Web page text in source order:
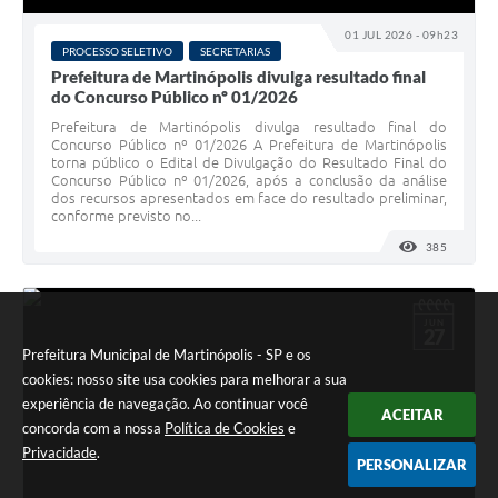
Prefeitura Municipal de Martinópolis - SP e os
cookies: nosso site usa cookies para melhorar a sua
experiência de navegação. Ao continuar você
concorda com a nossa Política de Cookies e
Privacidade.
ACEITAR
PERSONALIZAR
01 JUL 2026 - 09h23
PROCESSO SELETIVO SECRETARIAS
Prefeitura de Martinópolis divulga resultado final
do Concurso Público nº 01/2026
Prefeitura de Martinópolis divulga resultado final do
Concurso Público nº 01/2026 A Prefeitura de Martinópolis
torna público o Edital de Divulgação do Resultado Final do
Concurso Público nº 01/2026, após a conclusão da análise
dos recursos apresentados em face do resultado preliminar,
conforme previsto no...
385